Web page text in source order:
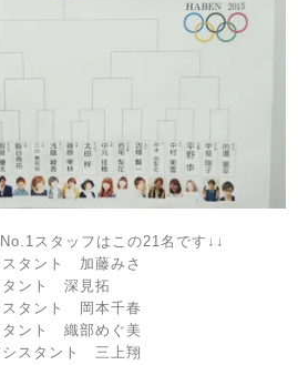
スタッフはこの21名です↓↓
タント 加藤みさ
ント 深見拓
タント 岡本千春
ント 織部めぐ美
スタント 三上翔